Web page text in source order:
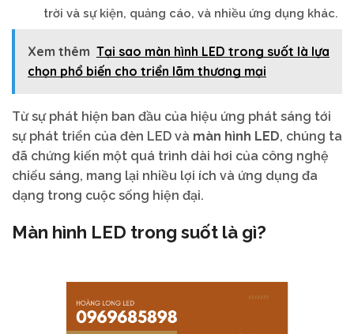
trời và sự kiện, quảng cáo, và nhiều ứng dụng khác.
Xem thêm Tại sao màn hình LED trong suốt là lựa
chọn phổ biến cho triển lãm thương mại
Từ sự phát hiện ban đầu của hiệu ứng phát sáng tới
sự phát triển của đèn LED và màn hình LED, chúng ta
đã chứng kiến một quá trình dài hơi của công nghệ
chiếu sáng, mang lại nhiều lợi ích và ứng dụng đa
dạng trong cuộc sống hiện đại.
Màn hình LED trong suốt là gì?